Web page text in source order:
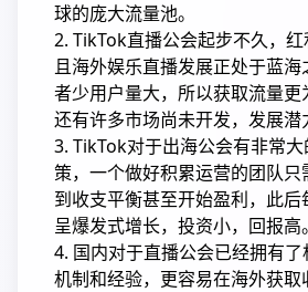
球的庞大流量池。
2. TikTok直播公会起步不久，红
且海外娱乐直播发展正处于蓝
者少用户量大，所以获取流量更
还有许多市场尚未开发，发展潜
3. TikTok对于出海公会有非常
策，一个做好积累运营的团队
到收支平衡甚至开始盈利，此
呈爆发式增长，投资小，回报高。
4. 国内对于直播公会已经拥有
机制和经验，更容易在海外获取